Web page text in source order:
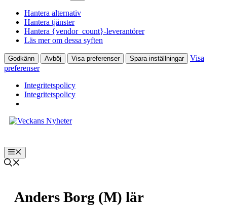
Hantera alternativ
Hantera tjänster
Hantera {vendor_count}-leverantörer
Läs mer om dessa syften
Godkänn Avböj Visa preferenser Spara inställningar
Visa
preferenser
Integritetspolicy
Integritetspolicy
Hoppa
Meny
Anders Borg (M) lär